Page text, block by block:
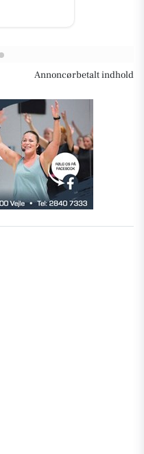
Annoncørbetalt indhold